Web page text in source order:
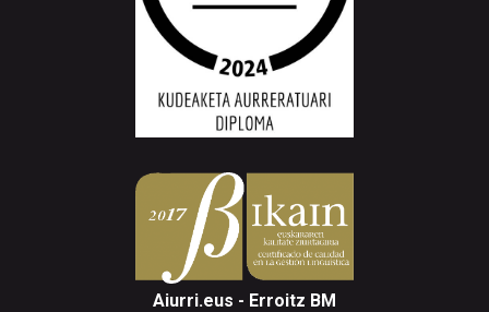
Aiurri.eus - Erroitz BM